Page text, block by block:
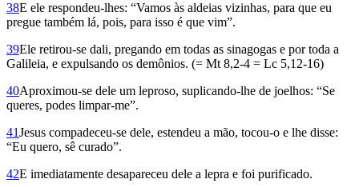
38E ele respondeu-lhes: “Vamos às aldeias vizinhas, para que eu
pregue também lá, pois, para isso é que vim”.
39Ele retirou-se dali, pregando em todas as sinagogas e por toda a
Galileia, e expulsando os demônios. (= Mt 8,2-4 = Lc 5,12-16)
40Aproximou-se dele um lepro­so, suplicando-lhe de joelhos: “Se
queres, podes limpar-me”.
41Jesus compadeceu-se dele, estendeu a mão, tocou-o e lhe disse:
“Eu quero, sê curado”.
42E imediatamente desapareceu dele a lepra e foi purificado.